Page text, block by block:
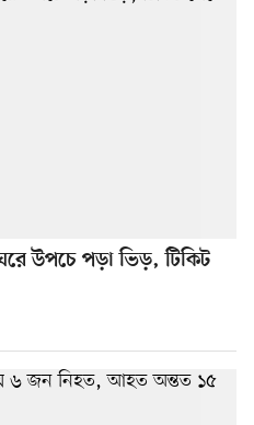
উপচে পড়া ভিড়, টিকিট